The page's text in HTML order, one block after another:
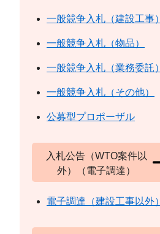
一般競争入札（建設工事）
一般競争入札（物品）
一般競争入札（業務委託）
一般競争入札（その他）
公募型プロポーザル
入札公告（WTO案件以
外）（電子調達）
電子調達（建設工事以外）